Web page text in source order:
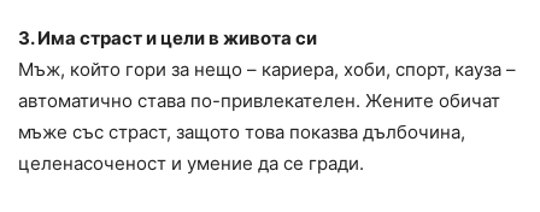
3. Има страст и цели в живота си
Мъж, който гори за нещо – кариера, хоби, спорт, кауза –
автоматично става по-привлекателен. Жените обичат
мъже със страст, защото това показва дълбочина,
целенасоченост и умение да се гради.